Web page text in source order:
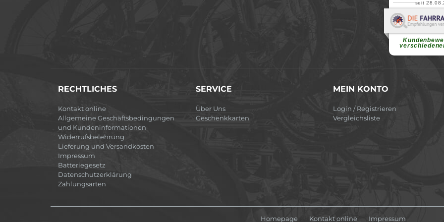
seit
Superschnelle und
weiterlesen
RECHTLICHES
Kontakt online
Allgemeine Geschäftsbedingungen
und Kundeninformationen
Widerrufsbelehrung
Lieferung und Versandkosten
Impressum
Batteriegesetz
Datenschutzerklärung
Zahlungsarten
SERVICE
Über Uns
Geschenkkarten
MEIN KONTO
Login / Registrieren
Vergleichsliste
Homepage Kontakt online Impressum